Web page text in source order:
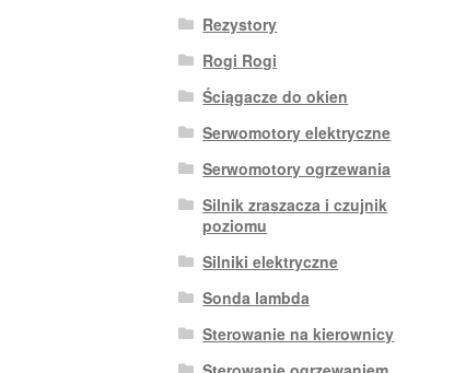
Rezystory
Rogi Rogi
Ściągacze do okien
Serwomotory elektryczne
Serwomotory ogrzewania
Silnik zraszacza i czujnik
poziomu
Silniki elektryczne
Sonda lambda
Sterowanie na kierownicy